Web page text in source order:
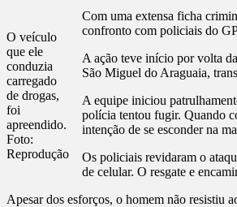
O veículo
que ele
conduzia
carregado
de drogas,
foi
apreendido.
Foto:
Reprodução
Com uma extensa ficha
confronto com policiais do
A ação teve início por volta
São Miguel do Araguaia,
A equipe iniciou
polícia tentou fugir. Quando
intenção de se esconder na
Os policiais revidaram o
de celular. O resgate e
Apesar dos esforços, o homem não resistiu